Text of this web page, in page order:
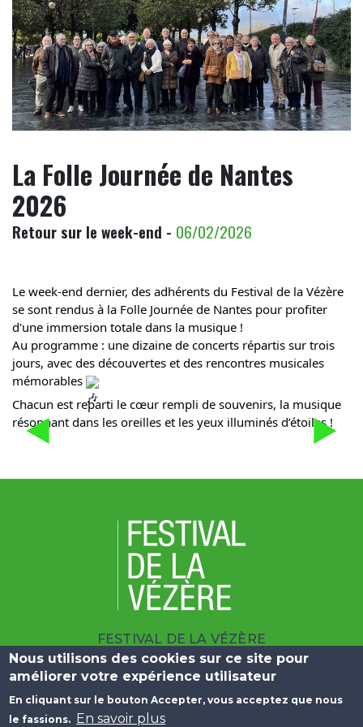
La Folle Journée de Nantes
2026
Retour sur le week-end - 06/02/2026
Le week-end dernier, des adhérents du Festival de la Vézère
se sont rendus à la Folle Journée de Nantes pour profiter
d'une immersion totale dans la musique !
Au programme : une dizaine de concerts répartis sur trois
jours, avec des découvertes et des rencontres musicales
mémorables
Chacun est reparti le cœur rempli de souvenirs, la musique
résonnant dans les oreilles et les yeux illuminés d’étoiles !
FESTIVAL DE LA VÉZÈRE
| 10 BOULEVARD DU SALAN 19100 BRIVE
| +33 (0)5 55 23 25 09
Nous utilisons des cookies sur ce site pour
améliorer votre expérience utilisateur
En cliquant sur le bouton Accepter, vous acceptez que nous
le fassions. En savoir plus